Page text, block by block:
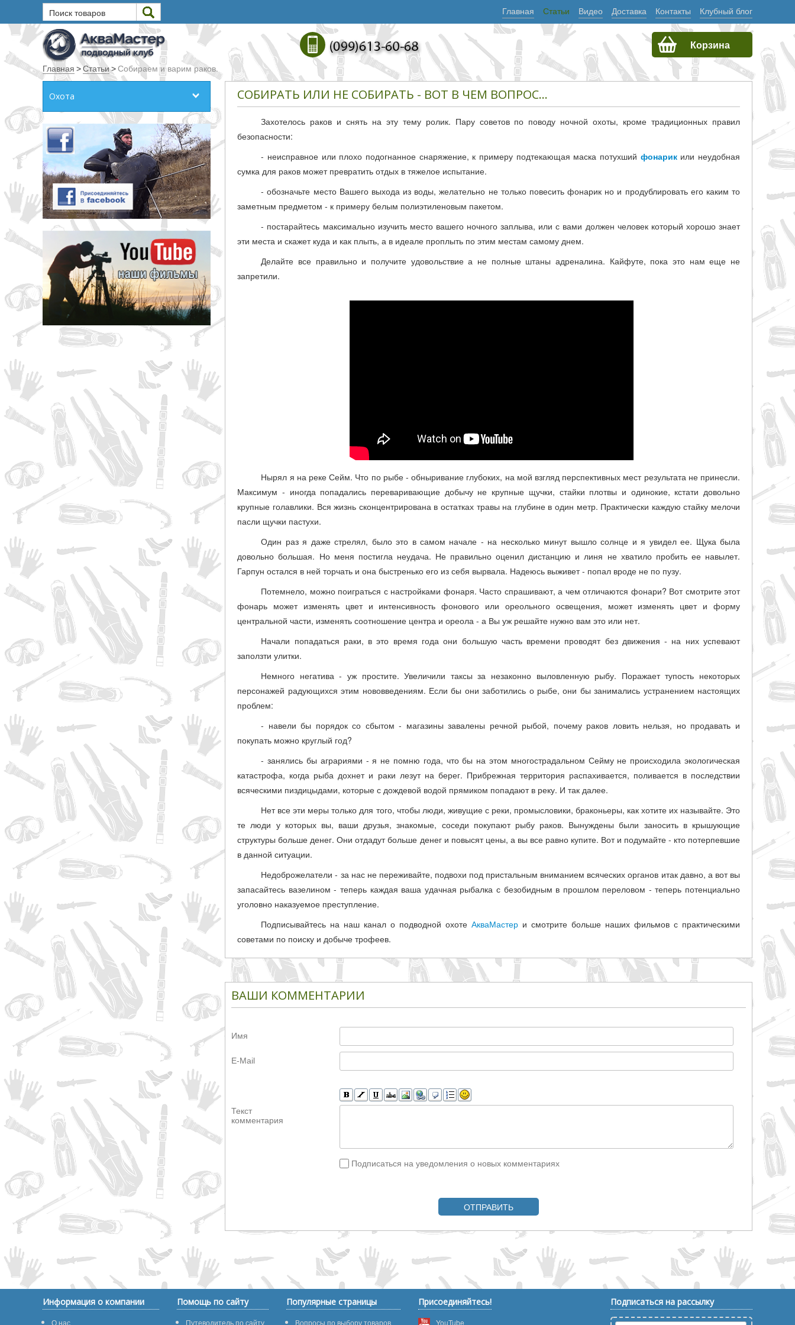
Главная Статьи Видео Доставка Контакты Клубный блог
Поиск товаров
Текст
Все слова
Точное совпадение
Категории
Производитель
_JSHOP_SEARCH_COINS
до
грн
Корзина
Главная >Статьи>Собираем и варим раков.
Охота СОБИРАТЬ ИЛИ НЕ СОБИРАТЬ - ВОТ В ЧЕМ ВОПРОС...
Захотелось раков и снять на эту тему ролик. Пару советов по поводу ночной охоты, кроме традиционных правил
безопасности:
- неисправное или плохо подогнанное снаряжение, к примеру подтекающая маска потухший фонарикили неудобная
сумка для раков может превратить отдых в тяжелое испытание.
- обозначьте место Вашего выхода из воды, желательно не только повесить фонарик но и продублировать его каким то
заметным предметом - к примеру белым полиэтиленовым пакетом.
- постарайтесь максимально изучить место вашего ночного заплыва, или с вами должен человек который хорошо знает
эти места и скажет куда и как плыть, а в идеале проплыть по этим местам самому днем.
Делайте все правильно и получите удовольствие а не полные штаны адреналина. Кайфуте, пока это нам еще не
запретили.
Нырял я на реке Сейм. Что по рыбе - обныривание глубоких, на мой взгляд перспективных мест результата не принесли.
Максимум - иногда попадались переваривающие добычу не крупные щучки, стайки плотвы и одинокие, кстати довольно
крупные голавлики. Вся жизнь сконцентрирована в остатках травы на глубине в один метр. Практически каждую стайку мелочи
пасли щучки пастухи.
Один раз я даже стрелял, было это в самом начале - на несколько минут вышло солнце и я увидел ее. Щука была
довольно большая. Но меня постигла неудача. Не правильно оценил дистанцию и линя не хватило пробить ее навылет.
Гарпун остался в ней торчать и она быстренько его из себя вырвала. Надеюсь выживет - попал вроде не по пузу.
Потемнело, можно поиграться с настройками фонаря. Часто спрашивают, а чем отличаются фонари? Вот смотрите этот
фонарь может изменять цвет и интенсивность фонового или ореольного освещения, может изменять цвет и форму
центральной части, изменять соотношение центра и ореола - а Вы уж решайте нужно вам это или нет.
Начали попадаться раки, в это время года они большую часть времени проводят без движения - на них успевают
заползти улитки.
Немного негатива - уж простите. Увеличили таксы за незаконно выловленную рыбу. Поражает тупость некоторых
персонажей радующихся этим нововведениям. Если бы они заботились о рыбе, они бы занимались устранением настоящих
проблем:
- навели бы порядок со сбытом - магазины завалены речной рыбой, почему раков ловить нельзя, но продавать и
покупать можно круглый год?
- занялись бы аграриями - я не помню года, что бы на этом многострадальном Сейму не происходила экологическая
катастрофа, когда рыба дохнет и раки лезут на берег. Прибрежная территория распахивается, поливается в последствии
всяческими пиздицыдами, которые с дождевой водой прямиком попадают в реку. И так далее.
Нет все эти меры только для того, чтобы люди, живущие с реки, промысловики, браконьеры, как хотите их называйте. Это
те люди у которых вы, ваши друзья, знакомые, соседи покупают рыбу раков. Вынуждены были заносить в крышующие
структуры больше денег. Они отдадут больше денег и повысят цены, а вы все равно купите. Вот и подумайте - кто потерпевшие
в данной ситуации.
Недоброжелатели - за нас не переживайте, подвохи под пристальным вниманием всяческих органов итак давно, а вот вы
запасайтесь вазелином - теперь каждая ваша удачная рыбалка с безобидным в прошлом переловом - теперь потенциально
уголовно наказуемое преступление.
Подписывайтесь на наш канал о подводной охотеАкваМастер и смотрите больше наших фильмов с практическими
советами по поиску и добыче трофеев.
ВАШИ КОММЕНТАРИИ
Имя
E-Mail
Текст
комментария
Подписаться на уведомления о новых комментариях
ОТПРАВИТЬ
Информация о компании
О нас
Помощь по сайту
Путеводитель по сайту
Популярные страницы
Вопросы по выбору товаров
Присоединяйтесь!
YouTube
Подписаться на рассылку